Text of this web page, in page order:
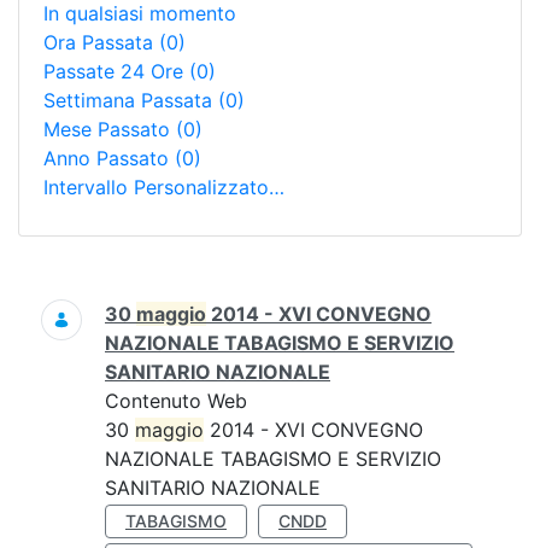
In qualsiasi momento
Ora Passata (0)
Passate 24 Ore (0)
Settimana Passata (0)
Mese Passato (0)
Anno Passato (0)
Intervallo Personalizzato…
Ricerca
30 maggio 2014 - XVI CONVEGNO
NAZIONALE TABAGISMO E SERVIZIO
SANITARIO NAZIONALE
Contenuto Web
30 maggio 2014 - XVI CONVEGNO
NAZIONALE TABAGISMO E SERVIZIO
SANITARIO NAZIONALE
TABAGISMO
CNDD